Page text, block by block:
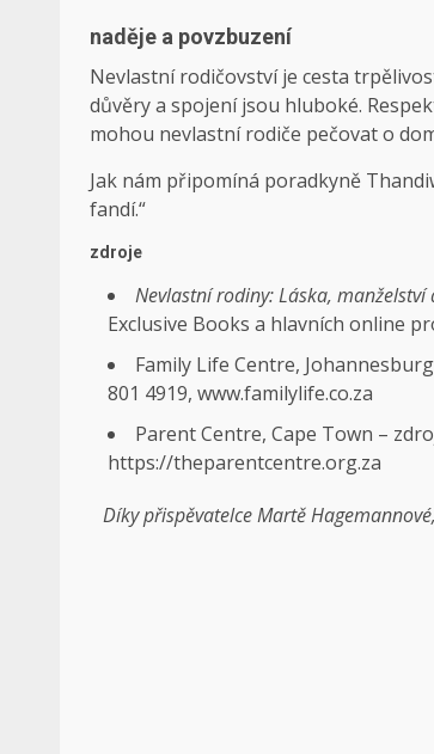
naděje a povzbuzení
Nevlastní rodičovství je cesta
důvěry a spojení jsou hluboké.
mohou nevlastní rodiče pečovat o
Jak nám připomíná poradkyně
fandí.“
zdroje
Nevlastní rodiny: Láska,
Exclusive Books a hlavních online
Family Life Centre,
801 4919, www.familylife.co.za
Parent Centre, Cape Town –
https://theparentcentre.org.za
Díky přispěvatelce Martě